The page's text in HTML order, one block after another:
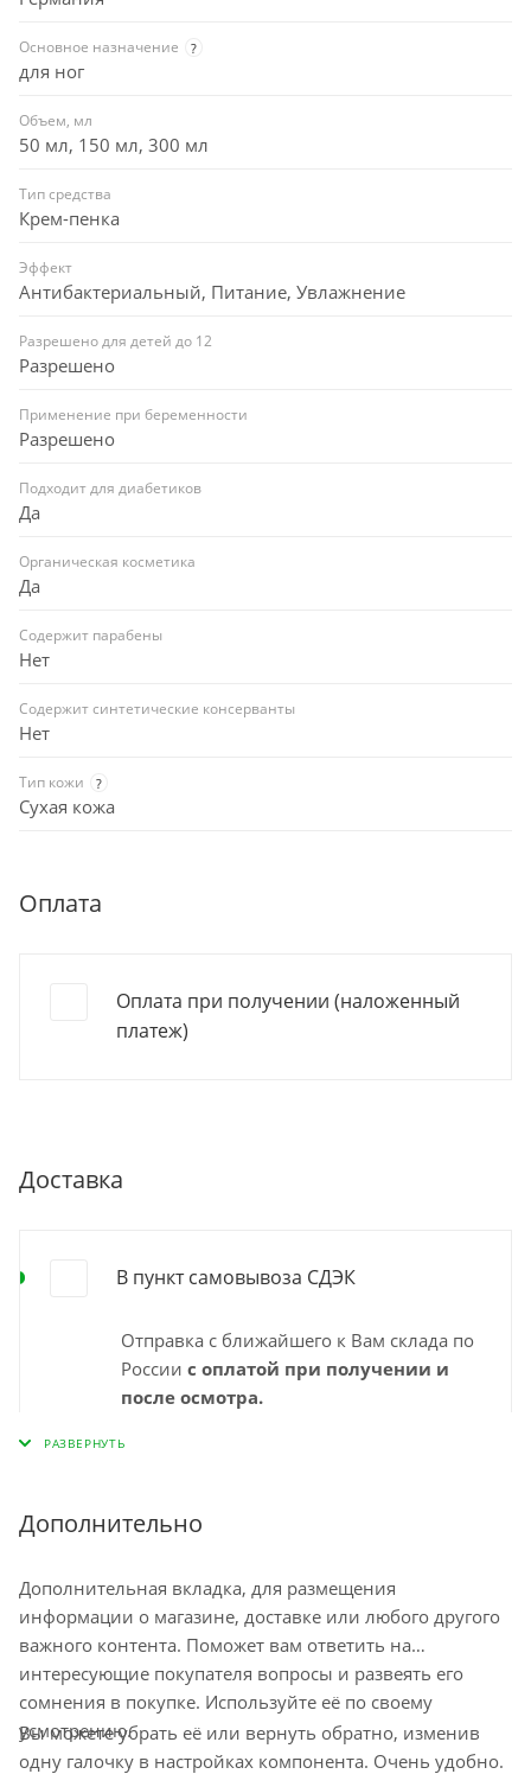
Основное назначение ?
для ног
Объем, мл
50 мл, 150 мл, 300 мл
Тип средства
Крем-пенка
Эффект
Антибактериальный, Питание, Увлажнение
Разрешено для детей до 12
Разрешено
Применение при беременности
Разрешено
Подходит для диабетиков
Да
Органическая косметика
Да
Содержит парабены
Нет
Содержит синтетические консерванты
Нет
Тип кожи ?
Сухая кожа
Оплата
Оплата при получении (наложенный
платеж)
Доставка
В пункт самовывоза СДЭК
Отправка с ближайшего к Вам склада по
России с оплатой при получении и
после осмотра.
самовывоза СДЭК и забирайте заказ
"ориентировочно" на странице
наличия на ближайшем складе.
Минимальный срок доставки – 1-2
рабочих дня. Срок ожидания заказа в
пункте самовывоза до 10 дней
Остались вопросы по доставке
напишите нам?
Дополнительно
Дополнительная вкладка, для размещения
информации о магазине, доставке или любого другого
важного контента. Поможет вам ответить на
интересующие покупателя вопросы и развеять его
сомнения в покупке. Используйте её по своему
усмотрению.
Вы можете убрать её или вернуть обратно, изменив
одну галочку в настройках компонента. Очень удобно.